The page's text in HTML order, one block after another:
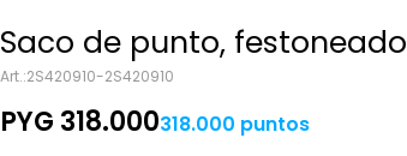
Saco de punto, festoneado
2S420910-2S420910
PYG 318.000318.000 puntos